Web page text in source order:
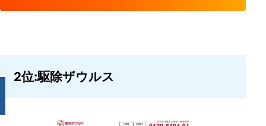
2位:駆除ザウルス